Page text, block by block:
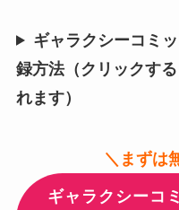
ギャラクシーコミ
録方法（クリックす
れます）
＼まずは
ギャラクシーコ